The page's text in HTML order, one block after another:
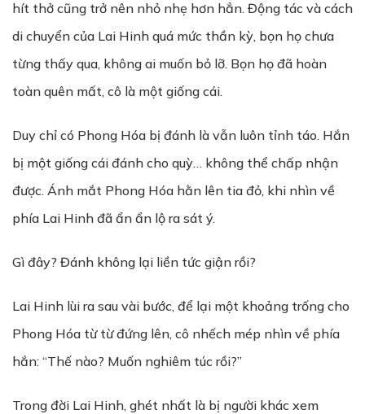
hít thở cũng trở nên nhỏ nhẹ hơn hẳn. Động tác và cách
di chuyển của Lai Hinh quá mức thần kỳ, bọn họ chưa
từng thấy qua, không ai muốn bỏ lỡ. Bọn họ đã hoàn
toàn quên mất, cô là một giống cái.
Duy chỉ có Phong Hóa bị đánh là vẫn luôn tỉnh táo. Hắn
bị một giống cái đánh cho quỳ… không thể chấp nhận
được. Ánh mắt Phong Hóa hằn lên tia đỏ, khi nhìn về
phía Lai Hinh đã ẩn ẩn lộ ra sát ý.
Gì đây? Đánh không lại liền tức giận rồi?
Lai Hinh lùi ra sau vài bước, để lại một khoảng trống cho
Phong Hóa từ từ đứng lên, cô nhếch mép nhìn về phía
hắn: “Thế nào? Muốn nghiêm túc rồi?”
Trong đời Lai Hinh, ghét nhất là bị người khác xem